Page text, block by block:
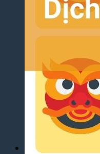
Dịch
Dịch
Dịch
Dịch
Dịch Thuật
Dịch
Dịch
Dịch
Dịch
Dịch
Dịch
Dịch
Dịch Vụ